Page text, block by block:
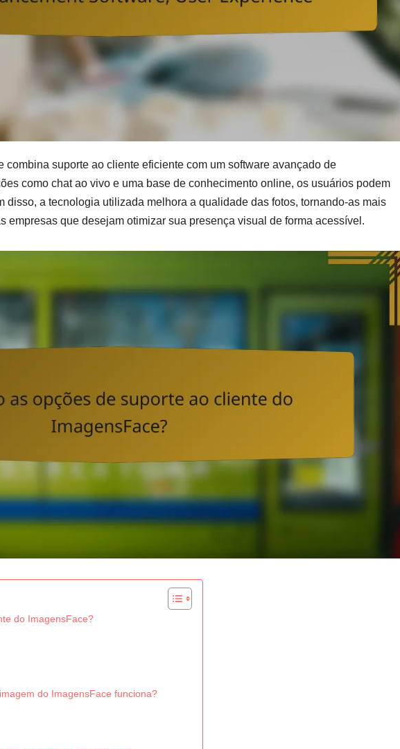
combina suporte ao cliente eficiente com um software avançado de
como chat ao vivo e uma base de conhecimento online, os usuários podem
disso, a tecnologia utilizada melhora a qualidade das fotos, tornando-as mais
empresas que desejam otimizar sua presença visual de forma acessível.
do ImagensFace?
do ImagensFace funciona?